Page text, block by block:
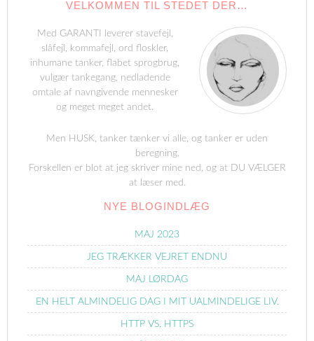
VELKOMMEN TIL STEDET DER…
Med GARANTI leverer stavefejl,
slåfejl, kommafejl, ord floskler,
inhumane tanker, flabet sprogbrug,
vulgær tankegang, nedladende
omtale af navngivende mennesker
og meget meget andet.
Men HUSK, tanker tænker vi alle, og tanker er uden
beregning.
Forskellen er blot at jeg skriver mine ned, og at DU VÆLGER
at læser med.
NYE BLOGINDLÆG
MAJ 2023
JEG TRÆKKER VEJRET ENDNU
MAJ LØRDAG
EN HELT ALMINDELIG DAG I MIT UALMINDELIGE LIV.
HTTP VS. HTTPS